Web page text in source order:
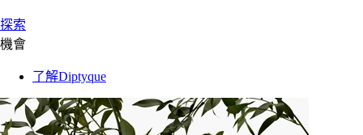
探索
機會
了解Diptyque